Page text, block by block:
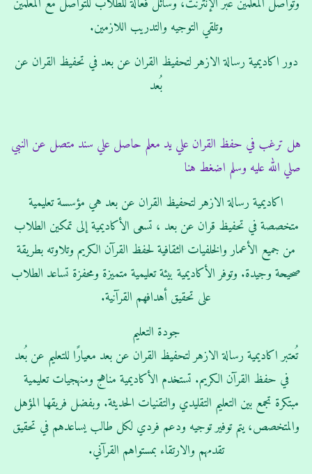
وتلقي التوجيه والتدريب اللازمين.
دور اكاديمية رسالة الازهر لتحفيظ القران عن بعد في تحفيظ القران عن
بُعد
هل ترغب في حفظ القران علي يد معلم حاصل علي سند متصل عن النبي
صلي الله عليه وسلم اضغط هنا
اكاديمية رسالة الازهر لتحفيظ القران عن بعد هي مؤسسة تعليمية
متخصصة في تحفيظ قران عن بعد ، تسعى الأكاديمية إلى تمكين الطلاب
من جميع الأعمار والخلفيات الثقافية لحفظ القرآن الكريم وتلاوته بطريقة
صحيحة وجيدة. وتوفر الأكاديمية بيئة تعليمية متميزة ومحفزة تساعد الطلاب
على تحقيق أهدافهم القرآنية.
جودة التعليم
تُعتبر اكاديمية رسالة الازهر لتحفيظ القران عن بعد معيارًا للتعليم عن بُعد
في حفظ القرآن الكريم. تستخدم الأكاديمية مناهج ومنهجيات تعليمية
مبتكرة تجمع بين التعليم التقليدي والتقنيات الحديثة. وبفضل فريقها المؤهل
والمتخصص، يتم توفير توجيه ودعم فردي لكل طالب يساعدهم في تحقيق
تقدمهم والارتقاء بمستواهم القرآني.